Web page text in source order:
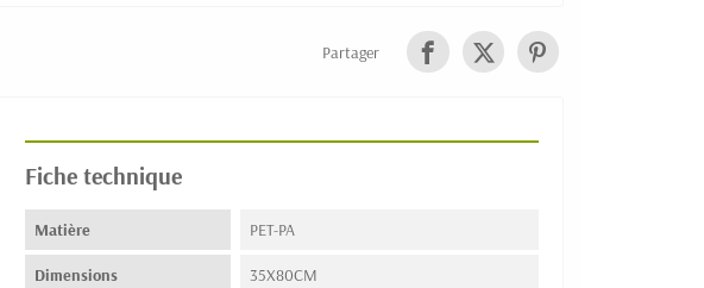
Partager
Fiche technique
Matière PET-PA
Dimensions 35X80CM